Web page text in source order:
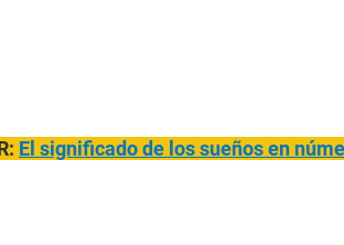
El significado de los sueños en